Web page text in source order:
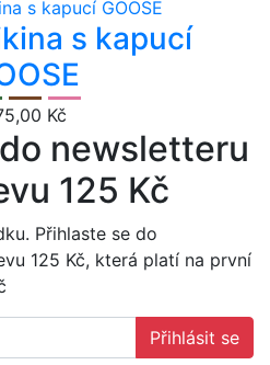
s kapucí
Kč
newsletteru
125 Kč
Přihlaste se do
125 Kč, která platí na první
Přihlásit se